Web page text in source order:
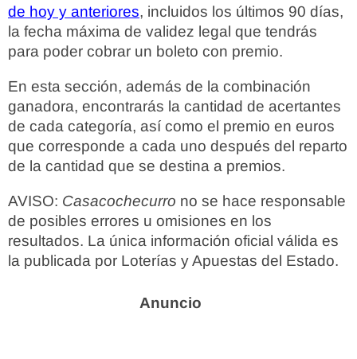
de hoy y anteriores, incluidos los últimos 90 días,
la fecha máxima de validez legal que tendrás
para poder cobrar un boleto con premio.
En esta sección, además de la combinación
ganadora, encontrarás la cantidad de acertantes
de cada categoría, así como el premio en euros
que corresponde a cada uno después del reparto
de la cantidad que se destina a premios.
AVISO: Casacochecurro no se hace responsable
de posibles errores u omisiones en los
resultados. La única información oficial válida es
la publicada por Loterías y Apuestas del Estado.